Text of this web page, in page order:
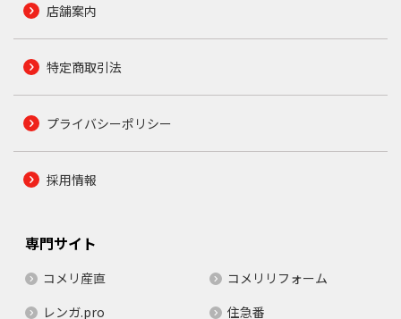
店舗案内
特定商取引法
プライバシーポリシー
採用情報
専門サイト
コメリ産直
コメリリフォーム
レンガ.pro
住急番